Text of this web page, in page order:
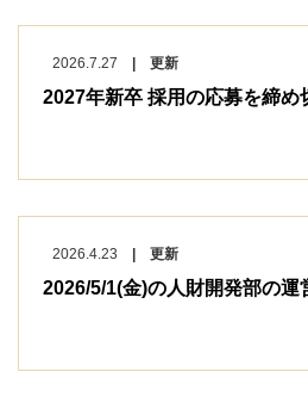
2026.7.27 | 更新
2027年新卒 採用の応募を締め
2026.4.23 | 更新
2026/5/1(金)の人財開発部の運